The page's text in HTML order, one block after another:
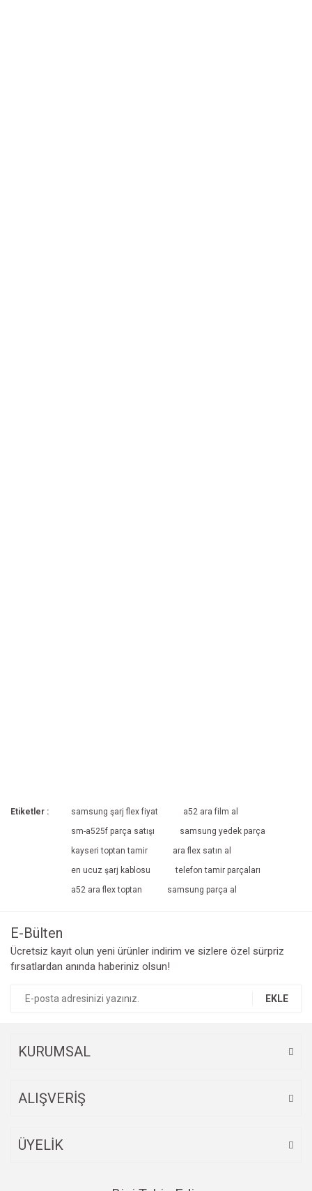
Etiketler : samsung şarj flex fiyat
a52 ara film al
sm-a525f parça satışı
samsung yedek parça
kayseri toptan tamir
ara flex satın al
en ucuz şarj kablosu
telefon tamir parçaları
a52 ara flex toptan
samsung parça al
E-Bülten
Ücretsiz kayıt olun yeni ürünler indirim ve sizlere özel sürpriz
fırsatlardan anında haberiniz olsun!
EKLE
KURUMSAL
ALIŞVERİŞ
ÜYELİK